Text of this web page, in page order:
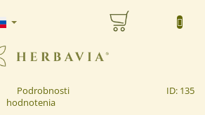
NÁKUPNÝ
ID: 135
Priemerné
hodnotenie
Podrobnosti
hodnotenia
- Chat